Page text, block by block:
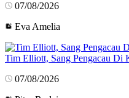
07/08/2026
Eva Amelia
Tim Elliott, Sang Pengacau Di
07/08/2026